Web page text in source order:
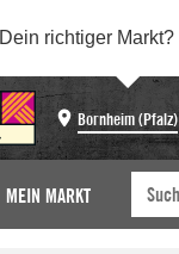
Dein richtiger Markt?
Bornheim (Pfalz)
MEIN MARKT